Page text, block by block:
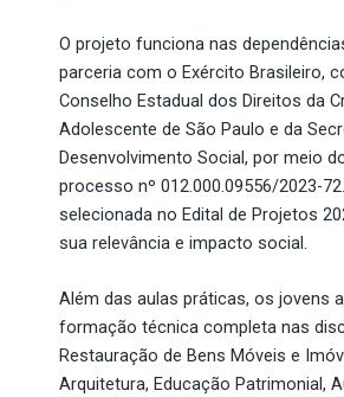
O projeto funciona nas
parceria com o Exército Brasileiro,
Conselho Estadual dos Direitos da
Adolescente de São Paulo e da
Desenvolvimento Social, por meio
processo nº 012.000.09556/2023-
selecionada no Edital de Projetos
sua relevância e impacto social.
Além das aulas práticas, os jovens
formação técnica completa nas
Restauração de Bens Móveis e
Arquitetura, Educação Patrimonial,